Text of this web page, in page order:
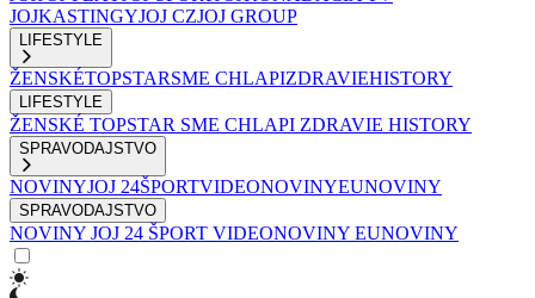
JOJKASTINGYJOJ CZJOJ GROUP
LIFESTYLE
ŽENSKÉTOPSTARSME CHLAPIZDRAVIEHISTORY
LIFESTYLE
ŽENSKÉ TOPSTAR SME CHLAPI ZDRAVIE HISTORY
SPRAVODAJSTVO
NOVINYJOJ 24ŠPORTVIDEONOVINYEUNOVINY
SPRAVODAJSTVO
NOVINY JOJ 24 ŠPORT VIDEONOVINY EUNOVINY